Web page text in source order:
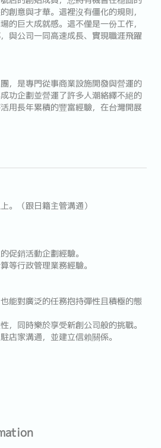
創意與才華。這裡沒有僵化的規則，
的巨大成就感。這不僅是一份工作，
與公司一同高速成長、實現職涯飛躍
，是專門從事商業設施開發與營運的
功企劃並營運了許多人潮絡繹不絕的
用長年累積的豐富經驗，在台灣開展
。（跟日籍主管溝通）
促銷活動企劃經驗。
等行政管理業務經驗。
能對廣泛的任務抱持彈性且積極的態
，同時樂於享受新創公司般的挑戰。
店家溝通，並建立信賴關係。